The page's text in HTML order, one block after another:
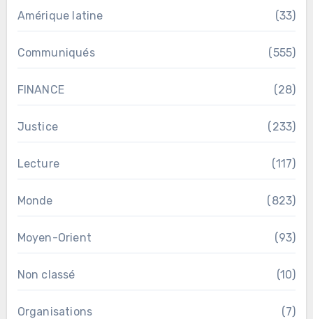
Amérique latine (33)
Communiqués (555)
FINANCE (28)
Justice (233)
Lecture (117)
Monde (823)
Moyen-Orient (93)
Non classé (10)
Organisations (7)